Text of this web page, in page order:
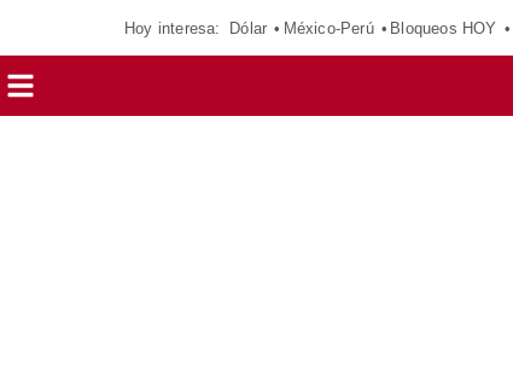
Hoy interesa: Dólar México-Perú Bloqueos HOY